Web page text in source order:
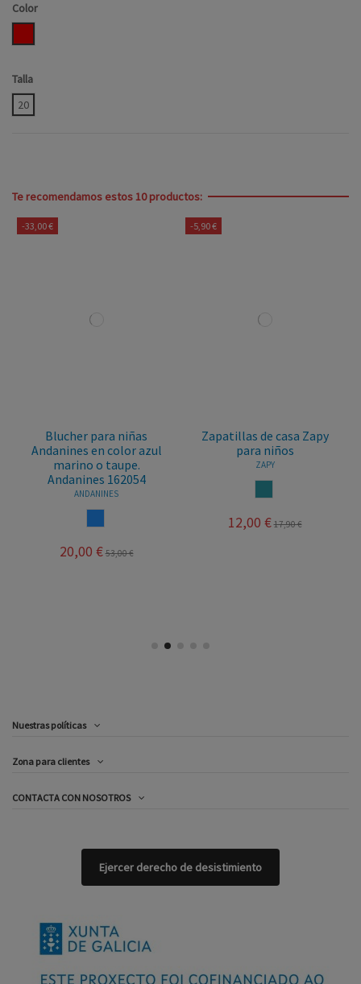
Color
Talla
20
Te recomendamos estos 10 productos:
-33,00 €
Blucher para niñas
Andanines en color azul
marino o taupe.
Andanines 162054
ANDANINES
20,00 € 53,00 €
-5,90 €
Zapatillas de casa Zapy
para niños
ZAPY
12,00 € 17,90 €
Nuestras políticas
Zona para clientes
CONTACTA CON NOSOTROS
Ejercer derecho de desistimiento